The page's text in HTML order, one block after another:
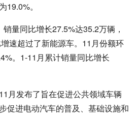
19.0%。
量同比增长27.5%达35.2万辆，
速超过了新能源车。11月份额环
。1-11月累计销量同比增长
月发布了旨在促进公共领域车辆
促进电动汽车的普及、基础设施和